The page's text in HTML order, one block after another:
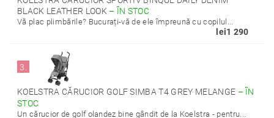
BLACK LEATHER LOOK – ÎN STOC
Vă plac plimbările? Bucurați-vă de ele împreună cu copilul...
lei1 290
3.
KOELSTRA CĂRUCIOR GOLF SIMBA T4 GREY MELANGE – ÎN
STOC
Un cărucior de golf olandez bine gândit de la Koelstra - pentru...